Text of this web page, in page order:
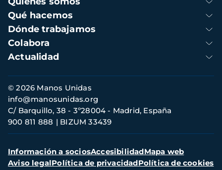
principal
Qué hacemos
Dónde trabajamos
Colabora
Actualidad
Información
de
contacto
© 2026 Manos Unidas
C/ Barquillo, 38 - 3º28004 - Madrid, España
900 811 888
BIZUM 33439
info@manosunidas.org
Menú
secundario
Información a sociosAccesibilidadMapa web
Aviso legalPolítica de privacidadPolítica de cookies